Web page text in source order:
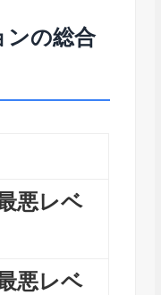
ンの総合
悪レベ
悪レベ